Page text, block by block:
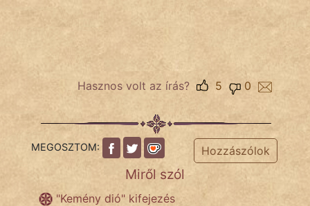
TÖRTÉNELEM
Népszerű szerzőink:
Hunor
Hasznos volt az írás? 0
5
MEGOSZTOM: Hozzászólok
Miről szól
"Kemény dió" kifejezés